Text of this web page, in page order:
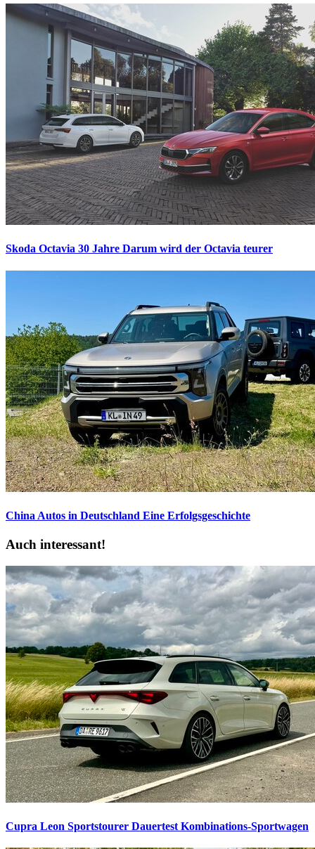
Skoda Octavia 30 Jahre Darum wird der Octavia teurer
China Autos in Deutschland Eine Erfolgsgeschichte
Auch interessant!
Cupra Leon Sportstourer Dauertest Kombinations-Sportwagen